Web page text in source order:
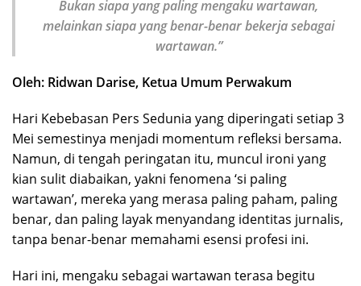
Bukan siapa yang paling mengaku wartawan,
melainkan siapa yang benar-benar bekerja sebagai
wartawan.”
Oleh: Ridwan Darise, Ketua Umum Perwakum
Hari Kebebasan Pers Sedunia yang diperingati setiap 3
Mei semestinya menjadi momentum refleksi bersama.
Namun, di tengah peringatan itu, muncul ironi yang
kian sulit diabaikan, yakni fenomena ‘si paling
wartawan’, mereka yang merasa paling paham, paling
benar, dan paling layak menyandang identitas jurnalis,
tanpa benar-benar memahami esensi profesi ini.
Hari ini, mengaku sebagai wartawan terasa begitu